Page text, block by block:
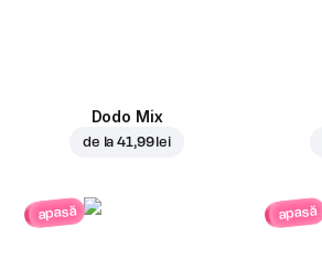
Dodo Mix
de la41,99 lei
apasă apasă